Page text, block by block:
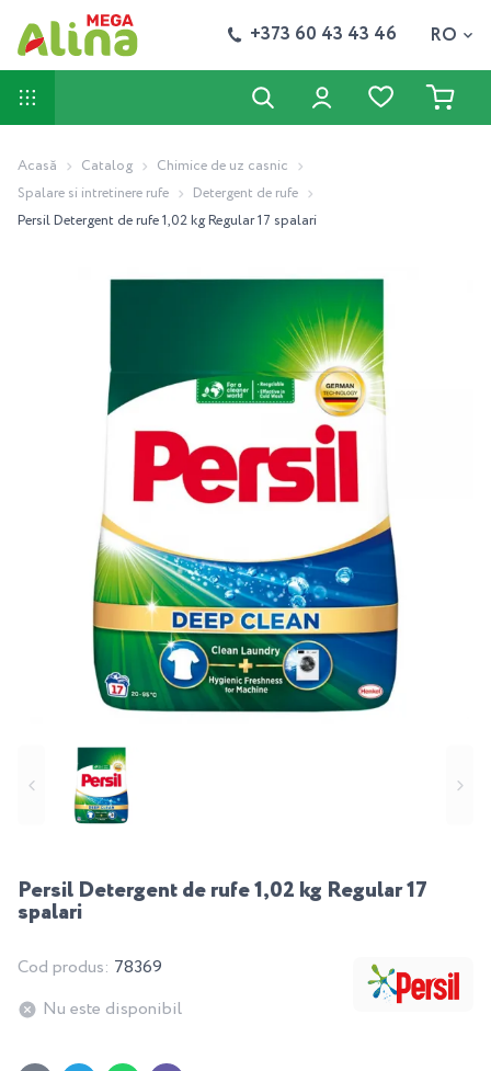
+373 60 43 43 46 RO
Acasă Catalog
Chimice de uz casnic
Spalare si intretinere rufe
Detergent de rufe
Persil Detergent de rufe 1,02 kg Regular 17 spalari
Persil Detergent de rufe 1,02 kg Regular 17
spalari
Cod produs: 78369
Nu este disponibil